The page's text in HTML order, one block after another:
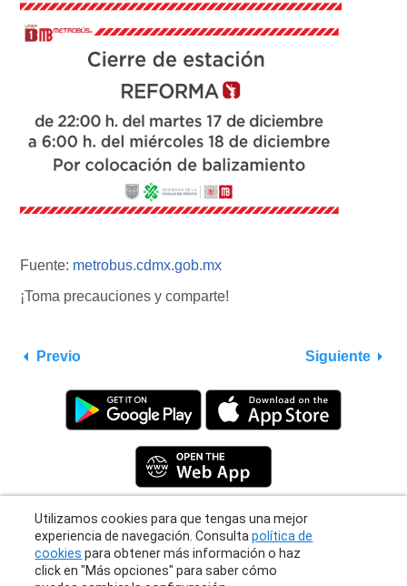
Fuente: metrobus.cdmx.gob.mx
¡Toma precauciones y comparte!
Previo Siguiente
Privacy Policy| Terms|Support
© 2026 Moovit Updates - All Rights Reserved.
Utilizamos cookies para que tengas una mejor
experiencia de navegación. Consultapolítica de
cookiespara obtener más información o haz
click en "Más opciones" para saber cómo
puedes cambiar la configuración.